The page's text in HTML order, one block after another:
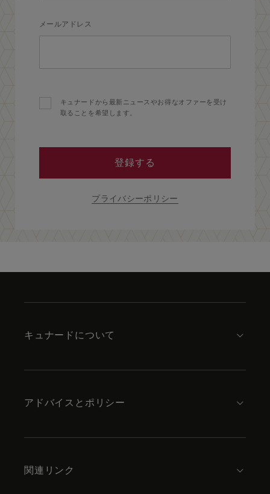
メールアドレス
キュナードから最新ニュースやお得なオファーを受け
取ることを希望します。
登録する
プライバシーポリシー
キュナードについて
アドバイスとポリシー
関連リンク